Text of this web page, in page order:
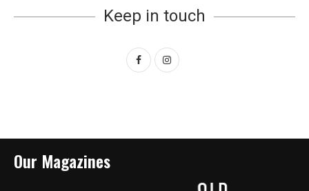
Keep in touch
Our Magazines